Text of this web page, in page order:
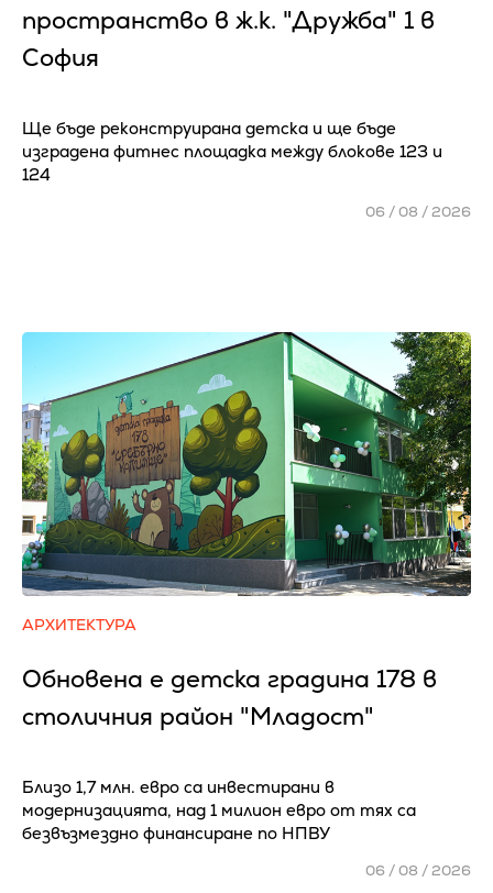
пространство в ж.к. "Дружба" 1 в
София
Ще бъде реконструирана детска и ще бъде
изградена фитнес площадка между блокове 123 и
124
06 / 08 / 2026
АРХИТЕКТУРА
Обновена е детска градина 178 в
столичния район "Младост"
Близо 1,7 млн. евро са инвестирани в
модернизацията, над 1 милион евро от тях са
безвъзмездно финансиране по НПВУ
06 / 08 / 2026